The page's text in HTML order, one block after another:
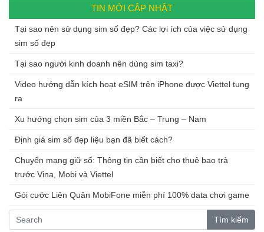
TIN MỚI CẬP NHẬT
Tại sao nên sử dụng sim số đẹp? Các lợi ích của việc sử dụng
sim số đẹp
Tại sao người kinh doanh nên dùng sim taxi?
Video hướng dẫn kích hoạt eSIM trên iPhone được Viettel tung
ra
Xu hướng chọn sim của 3 miền Bắc – Trung – Nam
Định giá sim số đẹp liệu bạn đã biết cách?
Chuyển mạng giữ số: Thông tin cần biết cho thuê bao trả
trước Vina, Mobi và Viettel
Gói cước Liên Quân MobiFone miễn phí 100% data chơi game
Tìm kiếm